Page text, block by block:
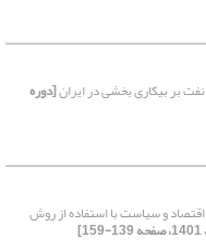
بر بیکاری بخشی در ایران[دوره
و سیاست با استفاده از روش